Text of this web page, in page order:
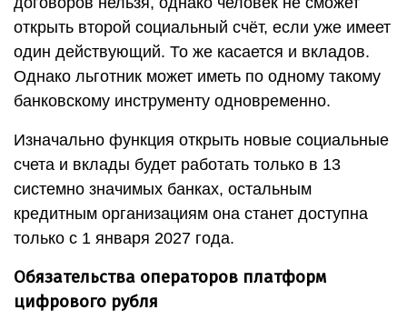
открыть второй социальный счёт, если уже имеет
один действующий. То же касается и вкладов.
Однако льготник может иметь по одному такому
банковскому инструменту одновременно.
Изначально функция открыть новые социальные
счета и вклады будет работать только в 13
системно значимых банках, остальным
кредитным организациям она станет доступна
только с 1 января 2027 года.
Обязательства операторов платформ
цифрового рубля